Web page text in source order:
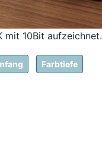
mit 10Bit aufzeichnet.
Farbtiefe